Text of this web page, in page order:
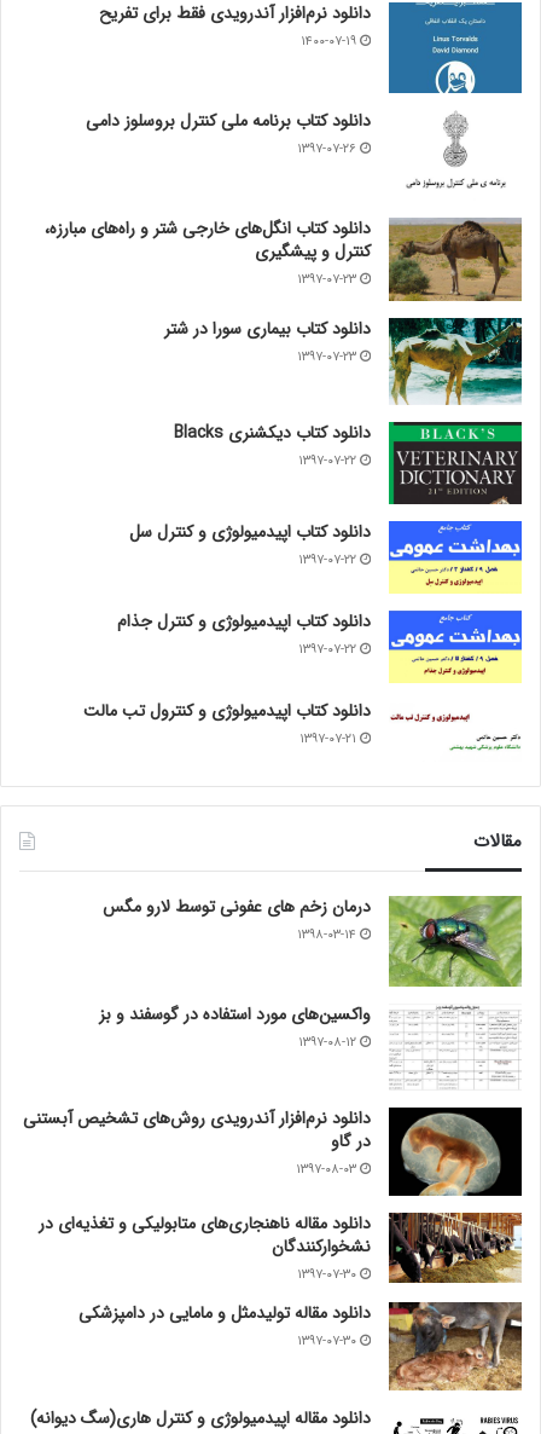
دانلود نرم‌افزار آندرویدی فقط برای تفریح
۱۴۰۰-۰۷-۱۹
دانلود کتاب برنامه ملی کنترل بروسلوز دامی
۱۳۹۷-۰۷-۲۶
دانلود کتاب انگل‌های خارجی شتر و راه‌های مبارزه،
کنترل و پیشگیری
۱۳۹۷-۰۷-۲۳
دانلود کتاب بیماری سورا در شتر
۱۳۹۷-۰۷-۲۳
دانلود کتاب دیکشنری Blacks
۱۳۹۷-۰۷-۲۲
دانلود کتاب اپیدمیولوژی و کنترل سل
۱۳۹۷-۰۷-۲۲
دانلود کتاب اپیدمیولوژی و کنترل جذام
۱۳۹۷-۰۷-۲۲
دانلود کتاب اپیدمیولوژی و کنترول تب مالت
۱۳۹۷-۰۷-۲۱
مقالات
درمان زخم های عفونی توسط لارو مگس
۱۳۹۸-۰۳-۱۴
واکسین‌های مورد استفاده در گوسفند و بز
۱۳۹۷-۰۸-۱۲
دانلود نرم‌افزار آندرویدی روش‌های تشخیص آبستنی
در گاو
۱۳۹۷-۰۸-۰۳
دانلود مقاله ناهنجاری‌های متابولیکی و تغذیه‌ای در
نشخوارکنندگان
۱۳۹۷-۰۷-۳۰
دانلود مقاله تولیدمثل و مامایی در دامپزشکی
۱۳۹۷-۰۷-۳۰
دانلود مقاله اپیدمیولوژی و کنترل هاری(سگ دیوانه)